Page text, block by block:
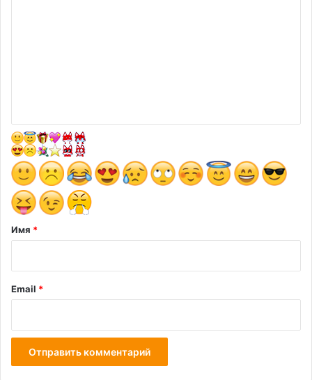
а
р
и
й
Имя *
Email *